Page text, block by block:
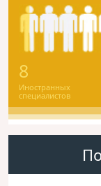
8
Иностранных
специалистов